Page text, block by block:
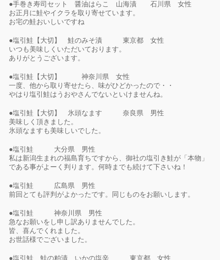
●手巻き寿司セット 醤油はらこ 山海漬 石川県 女性
お正月に鮭やイクラを取り寄せています。
お宅の鮭おいしいですね
●塩引鮭【大切】 鮭のみそ漬 東京都 女性
いつも美味しくいただいております。
ありがとうございます。
●塩引鮭【大切】 神奈川県 女性
一度、他から取り寄せたら、味がひどかったので・・
やはり塩引鮭はうおやさんでないといけませんね。
●塩引鮭【大切】 氷頭なます 奈良県 男性
美味しく頂きました。
氷頭なますも美味しいでした。
●塩引鮭 大分県 男性
私は新潟生まれの福島育ちですから、御社の塩引き鮭が「本物」
である事がよーく判ります。何時までも続けて下さいね！
●塩引鮭 広島県 男性
前回とても評判がよかったです。同じものをお願いします。
●塩引鮭 神奈川県 男性
急なお願いをし申し訳ありませんでした。
皆、喜んでくれました。
お世話様でございました。
●塩引鮭 鮭の粕漬 いかの塩辛 東京都 女性